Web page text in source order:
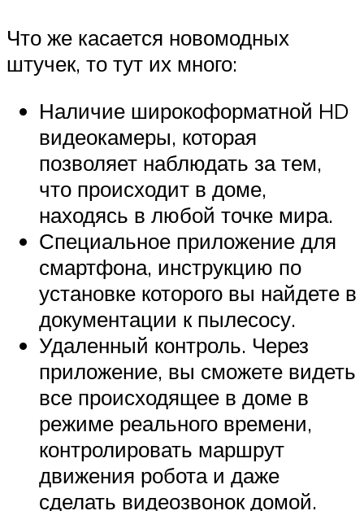
Что же касается новомодных
штучек, то тут их много:
Наличие широкоформатной HD
видеокамеры, которая
позволяет наблюдать за тем,
что происходит в доме,
находясь в любой точке мира.
Специальное приложение для
смартфона, инструкцию по
установке которого вы найдете в
документации к пылесосу.
Удаленный контроль. Через
приложение, вы сможете видеть
все происходящее в доме в
режиме реального времени,
контролировать маршрут
движения робота и даже
сделать видеозвонок домой.